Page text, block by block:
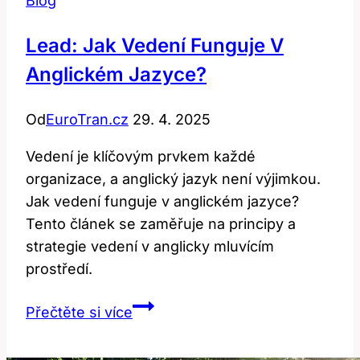
Lead: Jak Vedení Funguje V
Anglickém Jazyce?
OdEuroTran.cz 29. 4. 2025
Vedení je klíčovým prvkem každé
organizace, a anglický jazyk není výjimkou.
Jak vedení funguje v anglickém jazyce?
Tento článek se zaměřuje na principy a
strategie vedení v anglicky mluvícím
prostředí.
Přečtěte si víceLead: